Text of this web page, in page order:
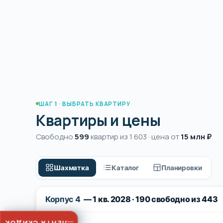
ШАГ 1 · ВЫБРАТЬ КВАРТИРУ
Квартиры и цены
Свободно599квартир из 1 603 · цена от15 млн ₽
Шахматка Каталог Планировки
Корпус 4 — 1 кв. 2028 · 190 свободно из 443